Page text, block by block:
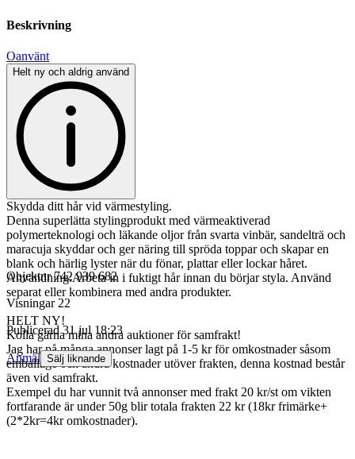
Beskrivning
Oanvänt
Helt ny och aldrig använd
Skydda ditt hår vid värmestyling.
Denna superlätta stylingprodukt med värmeaktiverad
polymerteknologi och läkande oljor från svarta vinbär, sandelträ och
maracuja skyddar och ger näring till spröda toppar och skapar en
blank och härlig lyster när du fönar, plattar eller lockar håret.
Användning:Arbeta in i fuktigt hår innan du börjar styla. Använd
separat eller kombinera med andra produkter.
HELT NY!
Kolla gärna mina andra auktioner för samfrakt!
Jag har på många annonser lagt på 1-5 kr för omkostnader såsom
emballage och andra kostnader utöver frakten, denna kostnad består
även vid samfrakt.
Exempel du har vunnit två annonser med frakt 20 kr/st om vikten
fortfarande är under 50g blir totala frakten 22 kr (18kr frimärke+
(2*2kr=4kr omkostnader).
Objektnr 742 939 682
Visningar 22
Publicerad 31 jul 18:23
Anmäl Sälj liknande